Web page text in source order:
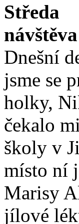
Středa
Dnešní
jsme se
holky,
čekalo
školy v
místo ní
Marisy
jílové